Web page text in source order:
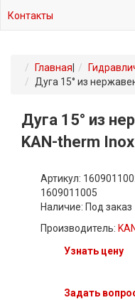
Контакты
Главная
Дуга 15° из
Дуга 15° из
KAN-therm Inox
Артикул:
1609011005
Наличие: Под заказ
Производитель:
Узнать цену
Задать